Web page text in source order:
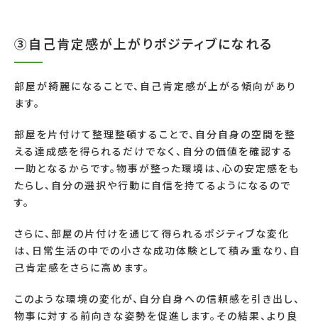
③自己肯定感が上がりポジティブになれる
部屋が綺麗になることで、自己肯定感が上がる傾向があり
ます。
部屋を片付けて整理整頓することで、自分自身の空間を整
える達成感を得られるだけでなく、自分の価値を確認する
一助となるからです。物事が整った環境は、心の安定感をも
たらし、自分の選択や行動に自信を持てるようになるので
す。
さらに、部屋の片付けを通じて得られるポジティブな変化
は、日常生活の中での小さな成功体験として積み重なり、自
己肯定感をさらに高めます。
このような環境の変化が、自分自身への信頼感を引き出し、
物事に対する前向きな姿勢を促進します。その結果、より良